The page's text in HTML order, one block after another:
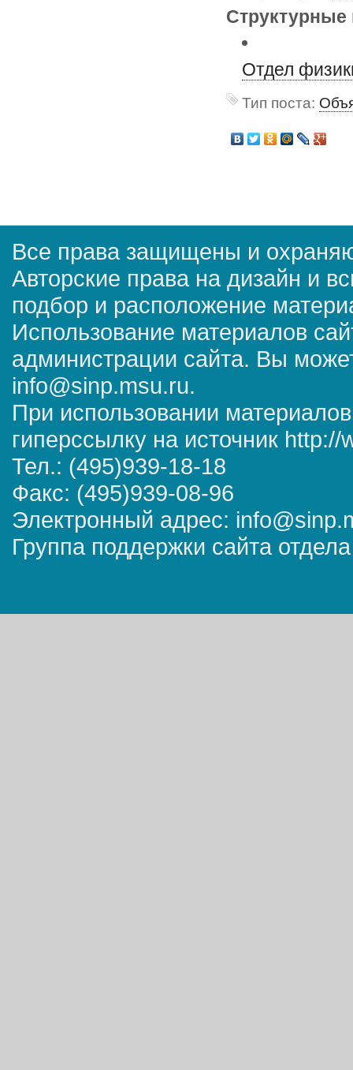
Структурные
Отдел
Тип поста:
Все права защищены и
Авторские права на дизайн и
подбор и расположение
Использование материалов
администрации сайта. Вы
info@sinp.msu.ru.
При использовании
гиперссылку на источник
Тел.: (495)939-18-18
Факс: (495)939-08-96
Электронный адрес:
Группа поддержки сайта